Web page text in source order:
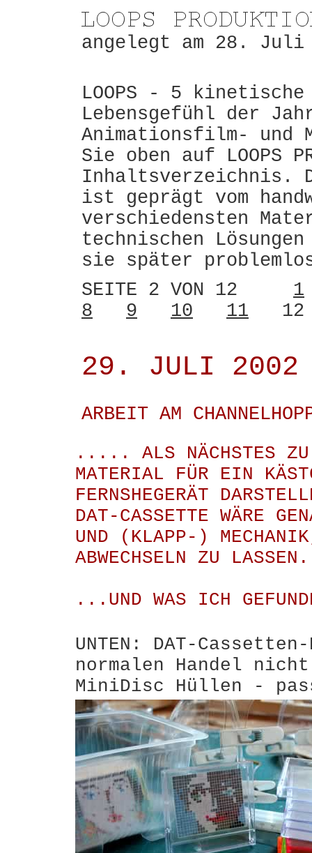
angelegt am 28. Juli
LOOPS - 5
Lebensgefühl der
Animationsfilm- und
Sie oben auf LOOPS
Inhaltsverzeichnis.
ist geprägt vom
verschiedensten
technischen
sie später
SEITE 2 VON 12 1
8
9 10 11 12
29. JULI 2002
ARBEIT AM
..... ALS NÄCHSTES
MATERIAL FÜR EIN
FERNSHEGERÄT
DAT-CASSETTE WÄRE
UND (KLAPP-)
ABWECHSELN ZU
...UND WAS ICH
UNTEN: DAT-
normalen Handel
MiniDisc Hüllen -